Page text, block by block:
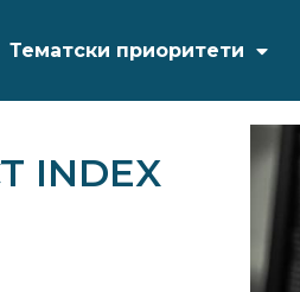
Тематски приоритети
INDEX